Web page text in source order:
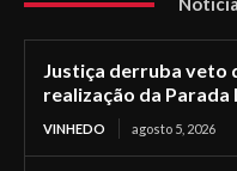
Justiça derruba veto
realização da Parada
VINHEDO agosto 5, 2026